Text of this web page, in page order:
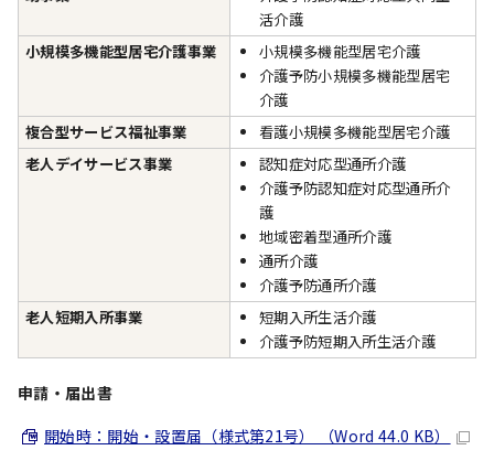
活介護
小規模多機能型居宅介護事業
小規模多機能型居宅介護
介護予防小規模多機能型居宅
介護
複合型サービス福祉事業
看護小規模多機能型居宅介護
老人デイサービス事業
認知症対応型通所介護
介護予防認知症対応型通所介
護
地域密着型通所介護
通所介護
介護予防通所介護
老人短期入所事業
短期入所生活介護
介護予防短期入所生活介護
申請・届出書
開始時：開始・設置届（様式第21号） （Word 44.0 KB）